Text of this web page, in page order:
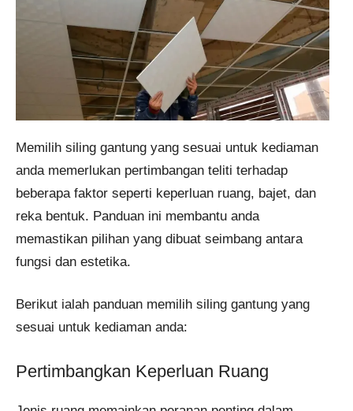
Memilih siling gantung yang sesuai untuk kediaman
anda memerlukan pertimbangan teliti terhadap
beberapa faktor seperti keperluan ruang, bajet, dan
reka bentuk. Panduan ini membantu anda
memastikan pilihan yang dibuat seimbang antara
fungsi dan estetika.
Berikut ialah panduan memilih siling gantung yang
sesuai untuk kediaman anda:
Pertimbangkan Keperluan Ruang